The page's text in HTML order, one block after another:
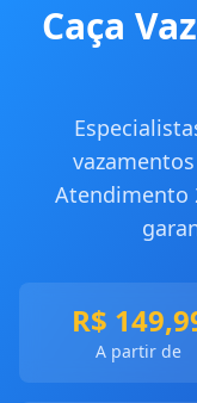
Caça
Atendimento
R$
A partir de